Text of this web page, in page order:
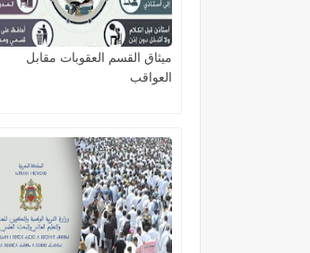
ميثاق القسم العقوبات مقابل
العواقب